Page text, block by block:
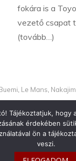
fokára is a
vezető csapat
(tovább…)
Le Mans
info@toyotaclub.hu
Tájékoztatjuk, hogy
érdekében
ön a
veszi.